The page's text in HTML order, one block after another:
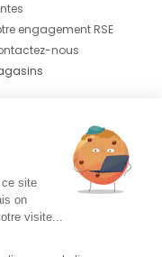
engagement RSE
nous
ce site
on
visite...